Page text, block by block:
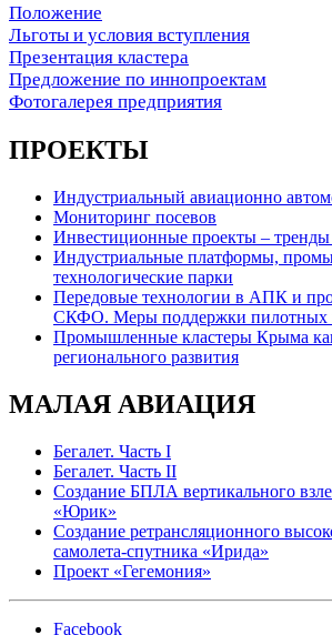
Положение
Льготы и условия вступления
Презентация кластера
Предложение по иннопроектам
Фотогалерея предприятия
ПРОЕКТЫ
Индустриальный авиационно
Мониторинг посевов
Инвестиционные проекты –
Индустриальные платформы,
технологические парки
Передовые технологии в АПК и
СКФО. Меры поддержки пилотных
Промышленные кластеры Крыма
регионального развития
МАЛАЯ АВИАЦИЯ
Бегалет. Часть I
Бегалет. Часть II
Создание БПЛА вертикального
«Юрик»
Создание ретрансляционного
самолета-спутника «Ирида»
Проект «Гегемония»
Facebook